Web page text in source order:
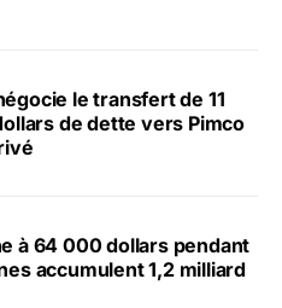
le transfert de 11
de dette vers Pimco
à 64 000 dollars pendant
accumulent 1,2 milliard